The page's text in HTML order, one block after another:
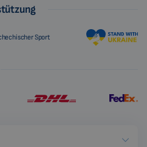
Sport